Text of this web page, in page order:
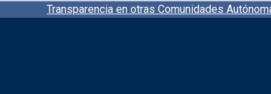
Transparencia en otras Comunidades